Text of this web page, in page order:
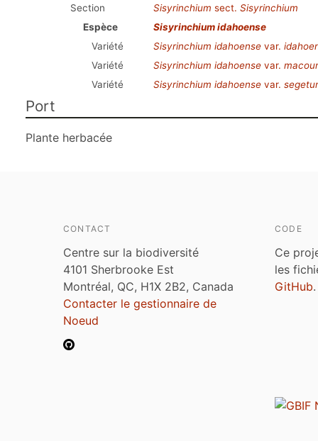
Section
Sisyrinchium sect. Sisyrinchium
Espèce
Sisyrinchium idahoense
Variété
Sisyrinchium idahoense var.
Variété
Sisyrinchium idahoense var.
Variété
Sisyrinchium idahoense var.
Port
Plante herbacée
CONTACT
Centre sur la biodiversité
4101 Sherbrooke Est
Montréal, QC, H1X 2B2, Canada
Contacter le gestionnaire de
Noeud
CODE
Ce
les
GitHub.